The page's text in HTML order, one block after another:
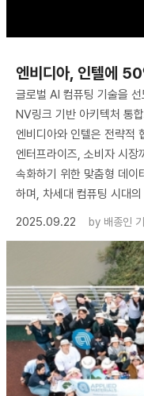
엔비디아, 인텔에
글로벌 AI 컴퓨팅 기술을
NV링크 기반 아키텍처 통
엔비디아와 인텔은 전략적
엔터프라이즈, 소비자 시장
속화하기 위한 맞춤형 데이
하며, 차세대 컴퓨팅 시대
2025.09.22
by 배종인